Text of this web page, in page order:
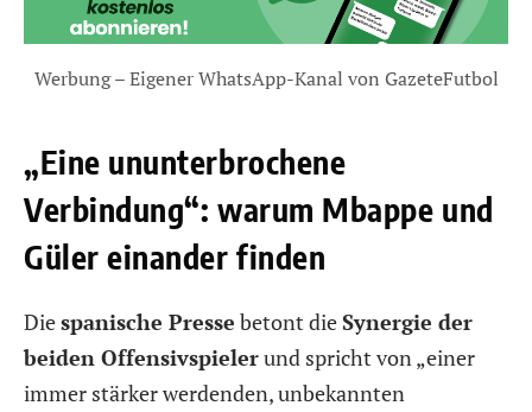
Werbung – Eigener WhatsApp-Kanal von GazeteFutbol
„Eine ununterbrochene
Verbindung“: warum Mbappe und
Güler einander finden
Diespanische Presse betont dieSynergie der
beiden Offensivspielerund spricht von „einer
immer stärker werdenden, unbekannten